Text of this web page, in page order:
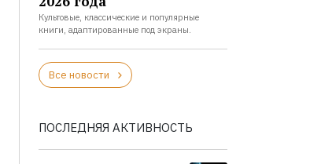
Культовые, классические и популярные
книги, адаптированные под экраны.
Все новости
ПОСЛЕДНЯЯ АКТИВНОСТЬ